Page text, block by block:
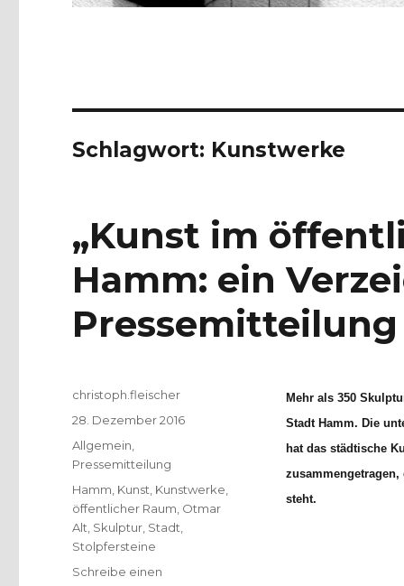
Schlagwort: Kunstwerke
„Kunst im
Hamm: ein
Pressemitteilung
Mehr als 350
Stadt Hamm. Die
hat das städtische
zusammengetragen,
steht.
Autor
christoph.fleischer
Veröffentlicht
am
28. Dezember 2016
Kategorien
Allgemein
Pressemitteilung
Schlagwörter
Hamm Kunst Kunstwerke
öffentlicher Raum Otmar
Alt Skulptur Stadt
Stolpfersteine
Schreibe einen